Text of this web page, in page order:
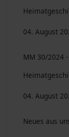
04. August
MM 30/2024
04. August
Neues aus